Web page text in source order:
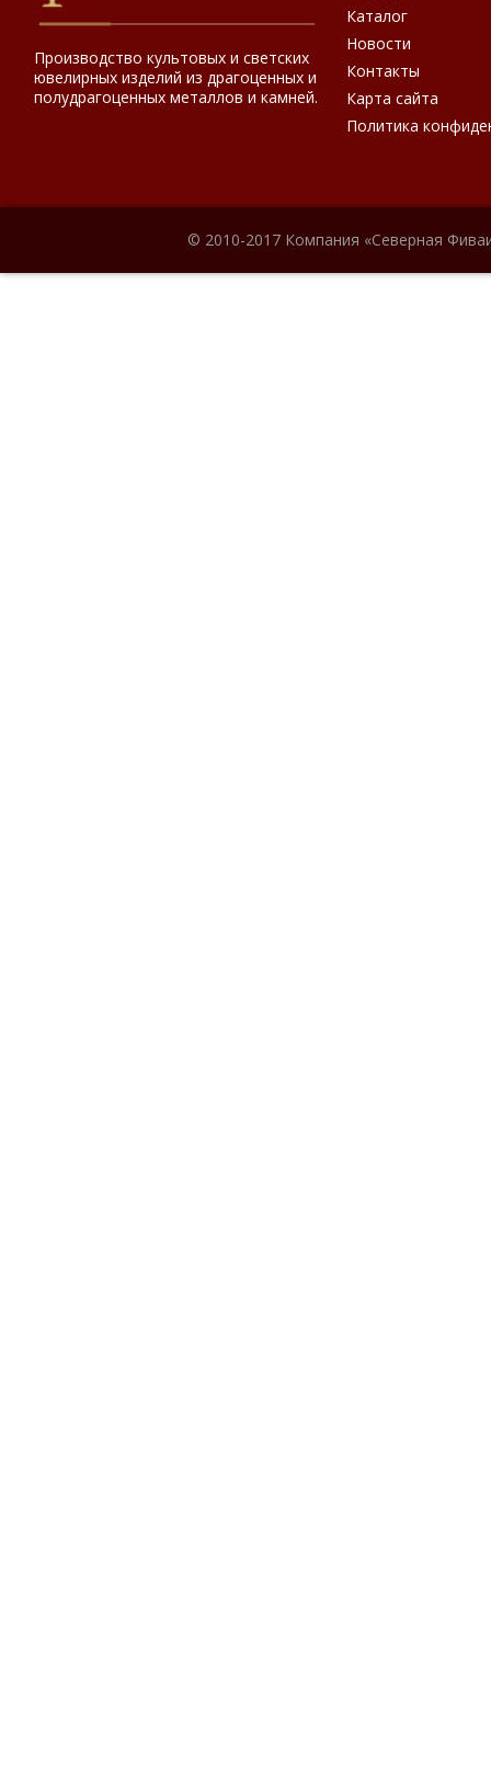
Производство культовых и светских
ювелирных изделий из драгоценных и
полудрагоценных металлов и камней.
Каталог
Новости
Контакты
Карта сайта
Политика
© 2010-2017 Компания «Северная